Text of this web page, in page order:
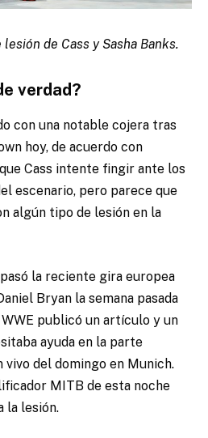
de Cass y Sasha Banks.
verdad?
con una notable cojera tras
hoy, de acuerdo con
Cass intente fingir ante los
escenario, pero parece que
algún tipo de lesión en la
pasó la reciente gira europea
Bryan la semana pasada
publicó un artículo y un
ayuda en la parte
del domingo en Munich.
MITB de esta noche
la lesión.